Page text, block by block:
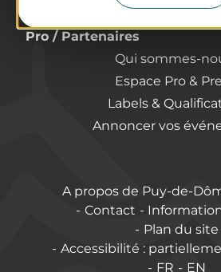
Destination
Pro / Partenaires
Qui sommes-
Espace Pro &
Labels &
Annoncer vos
A propos de Puy-de-
Contact
Plan du site
Accessibilité :
FR
EN